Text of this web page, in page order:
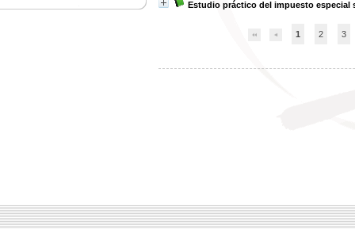
Estudio práctico del impuesto especial
1 2 3